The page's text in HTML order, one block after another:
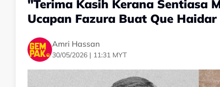
"Terima Kasih Kerana Sentiasa
Ucapan Fazura Buat Que
Amri Hassan
30/05/2026 | 11:31 MYT